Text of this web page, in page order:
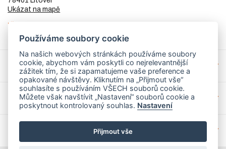
Ukázat na mapě
IČ
DIČCZ8253255307
Přívěsy a náhradní díly
Servis
Mohlo by Vás zajímat
Používáme soubory cookie
Na našich webových stránkách používáme soubory
cookie, abychom vám poskytli co nejrelevantnější
zážitek tím, že si zapamatujeme vaše preference a
opakované návštěvy. Kliknutím na „Přijmout vše“
souhlasíte s používáním VŠECH souborů cookie.
Můžete však navštívit „Nastavení“ souborů cookie a
poskytnout kontrolovaný souhlas. Nastavení
Přijmout vše